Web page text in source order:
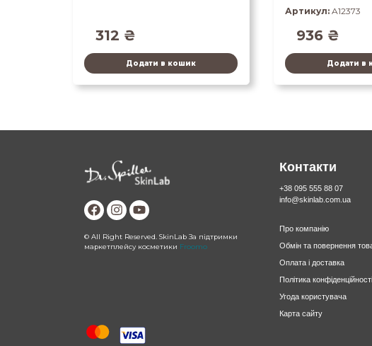
312 ₴
Додати в кошик
Артикул:A12373
936 ₴
Додати в
© All Right Reserved. SkinLab За підтримки
маркетплейсу косметики Froomo
Контакти
+38 095 555 88 07
info@skinlab.com.ua
Про компанію
Обмін та повернення
Оплата і доставка
Політика конфіденційності
Угода користувача
Карта сайту